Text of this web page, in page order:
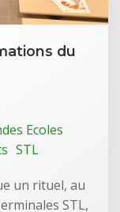
du
Ecoles
STL
un rituel, au
STL,